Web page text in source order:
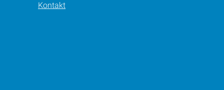
Kontakt